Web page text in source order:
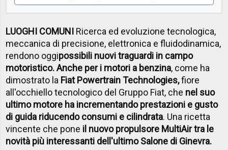
LUOGHI COMUNI Ricerca ed evoluzione tecnologica,
meccanica di precisione, elettronica e fluidodinamica,
rendono oggipossibili nuovi traguardi in campo
motoristico. Anche per i motori a benzina, come ha
dimostrato la Fiat Powertrain Technologies,fiore
all'occhiello tecnologico del Gruppo Fiat, che nel suo
ultimo motore ha incrementando prestazioni e gusto
di guida riducendo consumi e cilindrata. Una ricetta
vincente che pone il nuovo propulsore MultiAir tra le
novità più interessanti dell'ultimo Salone di Ginevra.